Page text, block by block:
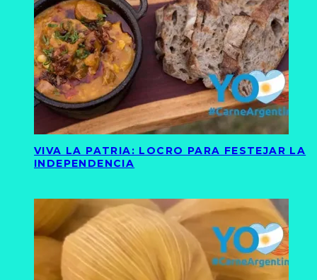
VIVA LA PATRIA: LOCRO PARA FESTEJAR LA
INDEPENDENCIA